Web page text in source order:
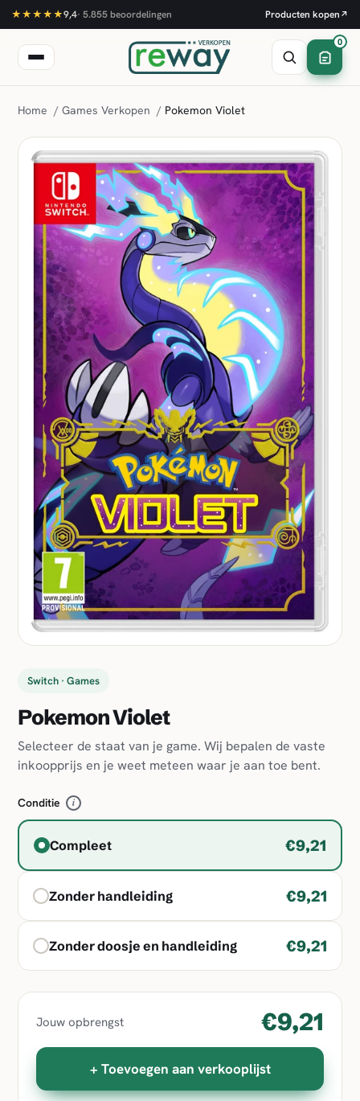
★★★★★9,4· 5.855beoordelingen Producten kopen ↗
0
Home / Games Verkopen / Pokemon Violet
Switch · Games
Pokemon Violet
Selecteer de staat van je game. Wij bepalen de vaste
inkoopprijs en je weet meteen waar je aan toe bent.
Conditie i
Compleet €9,21
Zonder handleiding €9,21
Zonder doosje en handleiding €9,21
Jouw opbrengst €9,21
+ Toevoegen aan verkooplijst